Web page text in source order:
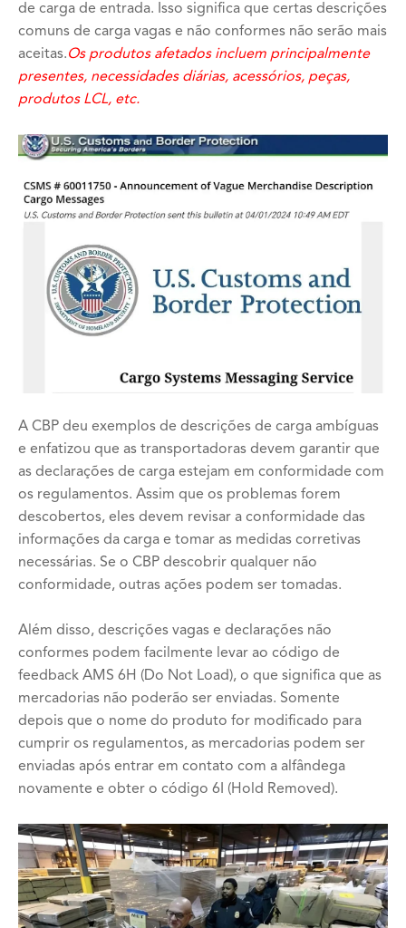
de carga de entrada. Isso significa que certas descrições
comuns de carga vagas e não conformes não serão mais
aceitas.Os produtos afetados incluem principalmente
presentes, necessidades diárias, acessórios, peças,
produtos LCL, etc.
A CBP deu exemplos de descrições de carga ambíguas
e enfatizou que as transportadoras devem garantir que
as declarações de carga estejam em conformidade com
os regulamentos. Assim que os problemas forem
descobertos, eles devem revisar a conformidade das
informações da carga e tomar as medidas corretivas
necessárias. Se o CBP descobrir qualquer não
conformidade, outras ações podem ser tomadas.
Além disso, descrições vagas e declarações não
conformes podem facilmente levar ao código de
feedback AMS 6H (Do Not Load), o que significa que as
mercadorias não poderão ser enviadas. Somente
depois que o nome do produto for modificado para
cumprir os regulamentos, as mercadorias podem ser
enviadas após entrar em contato com a alfândega
novamente e obter o código 6I (Hold Removed).